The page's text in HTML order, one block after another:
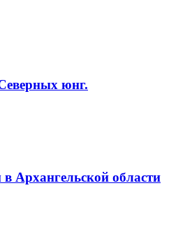
юнг.
области